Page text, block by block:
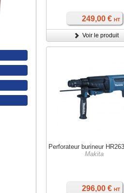
249,00 € HT
Voir le produit
Perforateur burineur
Makita
296,00 € HT